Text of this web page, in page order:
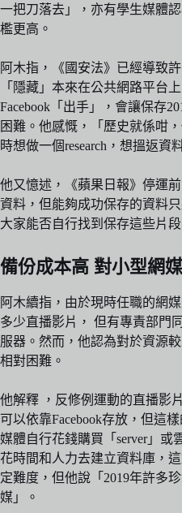
一把刀落去」，亦有學生媒體
檻更高。
阿木指，《國安法》已經導致
「隱藏」本來在公共網路平台
Facebook「出手」，會讓保存
困難。他感慨，「歷史就係咁
時想做一個research，想搵返資
他又憶述，《蘋果日報》停運
資料，但能夠成功保存的資料
大家能否自行找到保存這些片段
備份成本高 對小型網
阿木續指，由於現時任職的網
多少直播影片， 但有專責部門
服器。然而，他認為對於資源
相對困難。
他解釋 ，反修例運動的直播影
可以依靠Facebook存放，但這
媒體自行花錢購買「server」或
花時間和人力去建立資料庫，
定難度，但他說「2019年許多
媒」。